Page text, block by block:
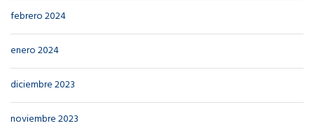
febrero 2024
enero 2024
diciembre 2023
noviembre 2023